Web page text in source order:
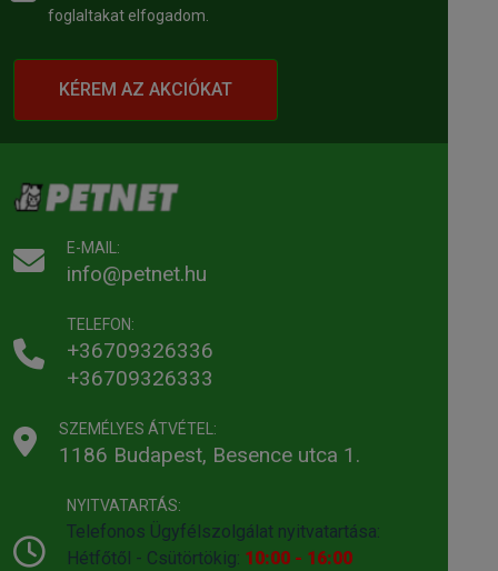
foglaltakat elfogadom.
KÉREM AZ AKCIÓKAT
E-MAIL:
info@petnet.hu
TELEFON:
+36709326336
+36709326333
SZEMÉLYES ÁTVÉTEL:
1186 Budapest, Besence utca 1.
NYITVATARTÁS:
Telefonos Ügyfélszolgálat nyitvatartása:
Hétfőtől - Csütörtökig: 10:00 - 16:00